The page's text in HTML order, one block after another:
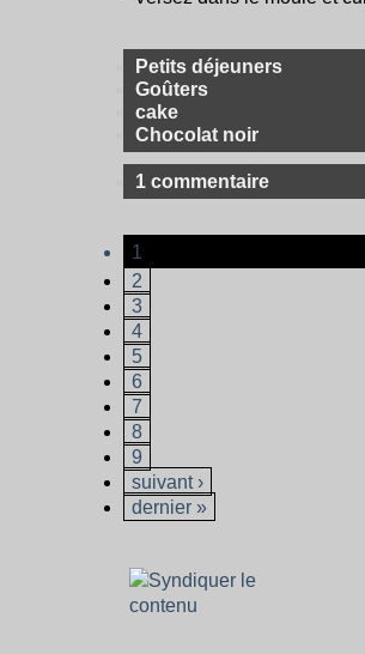
Petits déjeuners
Goûters
cake
Chocolat noir
1 commentaire
1
2
3
4
5
6
7
8
9
suivant ›
dernier »